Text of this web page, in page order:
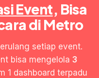
Event, Bisa
di Metro
setiap event.
bisa mengelola 3
1 dashboard terpadu